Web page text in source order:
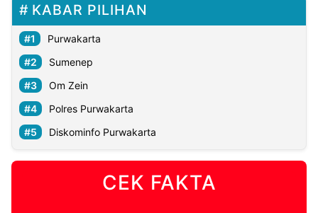
KABAR PILIHAN
Purwakarta
Sumenep
Om Zein
Polres Purwakarta
Diskominfo Purwakarta
CEK FAKTA